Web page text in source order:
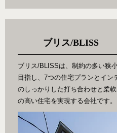
ブリス/BLISS
ブリス/BLISSは、制約の多い狭
目指し、7つの住宅プランとイン
のしっかりした打ち合わせと柔
の高い住宅を実現する会社です。